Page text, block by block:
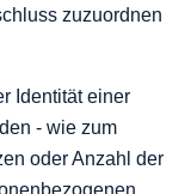
zuzuordnen
Identität einer
- wie zum
oder Anzahl der